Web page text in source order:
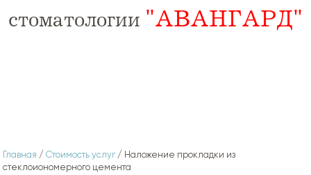
стоматологии "АВАНГАРД"
Главная /Стоимость услуг/ Наложение прокладки из
стеклоиономерного цемента